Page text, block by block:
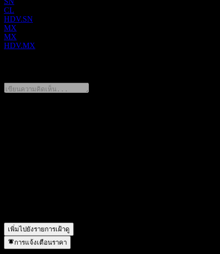
CL
HDV.SN
MX
MX
HDV.MX
เพิ่มไปยังรายการเฝ้าดู
การแจ้งเตือนราคา